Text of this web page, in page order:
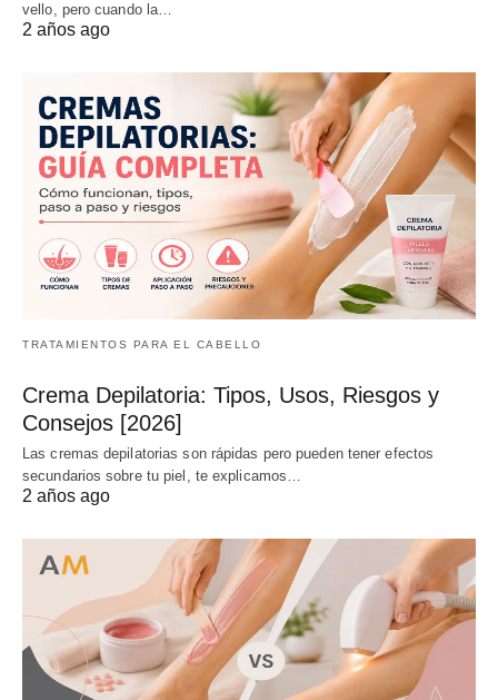
vello, pero cuando la…
2 años ago
TRATAMIENTOS PARA EL CABELLO
Crema Depilatoria: Tipos, Usos, Riesgos y
Consejos [2026]
Las cremas depilatorias son rápidas pero pueden tener efectos
secundarios sobre tu piel, te explicamos…
2 años ago